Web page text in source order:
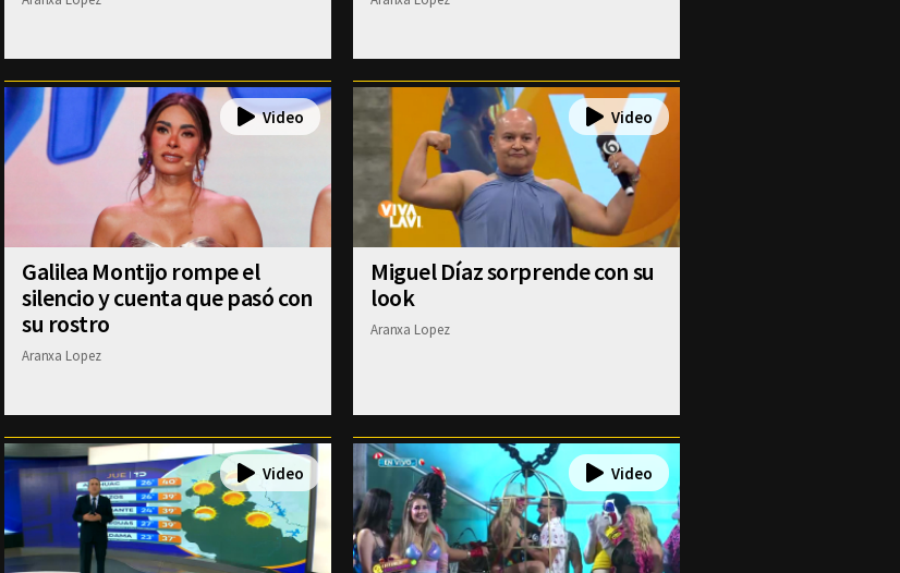
Galilea Montijo rompe el
silencio y cuenta que pasó con
su rostro
Aranxa Lopez
Miguel Díaz sorprende con su
look
Aranxa Lopez